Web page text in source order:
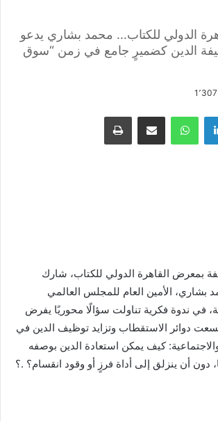
الدولي للكتاب… محمد بشاري يدعو
الدين كضميرٍ جامع في زمن “سوق
1٬307
لينكدإن واتساب مشاركة عبر البريد طباعة
بمعرض القاهرة الدولي للكتاب، شارك
بشاري، الأمين العام للمجلس العالمي
في ندوة فكرية تناولت سؤالًا محوريًا يفرض
دوائر الاستقطاب وتزايد توظيف الدين في
كيف يمكن استعادة الدين بوصفه
دون أن ينزلق إلى أداة فرزٍ أو وقود انقسام؟ .؟